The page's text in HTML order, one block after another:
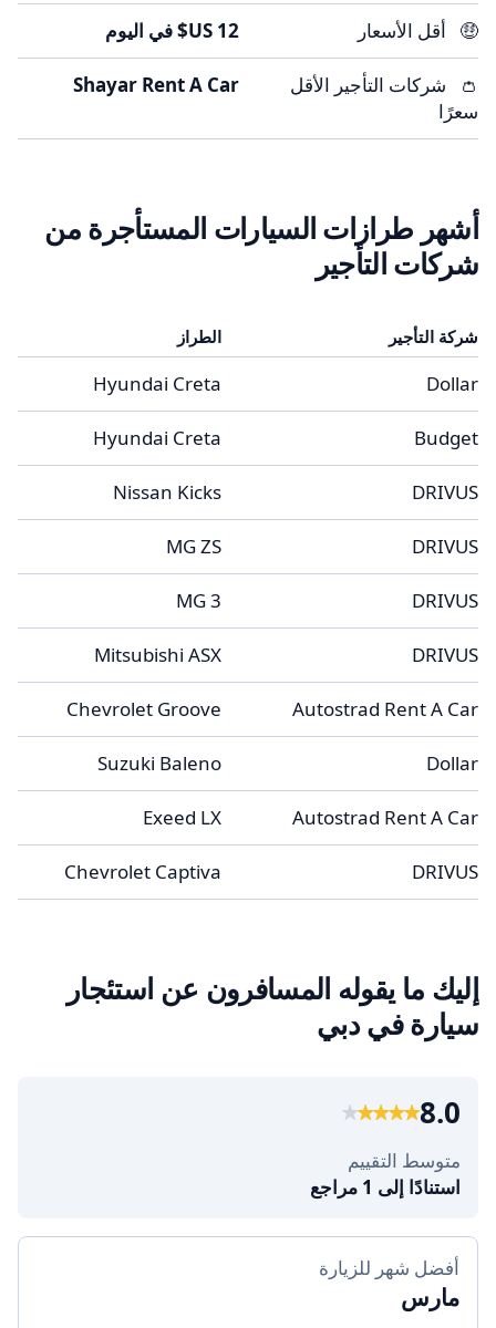
🤑 أقل الأسعار
👛
شركات التأجير الأقل
سعرًا
Shayar Rent A Car
أشهر طرازات السيارات المستأجرة من
شركات التأجير
شركة التأجير الطراز
Dollar
Hyundai Creta
Budget
Hyundai Creta
DRIVUS
Nissan Kicks
DRIVUS
MG ZS
DRIVUS
MG 3
DRIVUS
Mitsubishi ASX
Autostrad Rent A Car
Chevrolet Groove
Dollar
Suzuki Baleno
Autostrad Rent A Car
Exeed LX
DRIVUS
Chevrolet Captiva
إليك ما يقوله المسافرون عن استئجار
سيارة في دبي
8.0
متوسط التقييم
استنادًا إلى 1 مراجع
أفضل شهر للزيارة
مارس